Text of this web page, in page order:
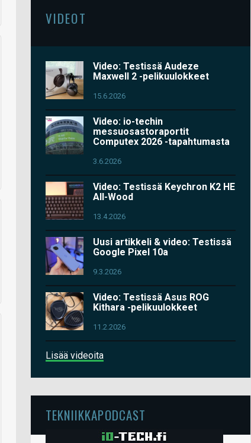
VIDEOT
Video: Testissä Audeze
Maxwell 2 -pelikuulokkeet
15.6.2026
Video: io-techin
messuosastoraportit
Computex 2026 -tapahtumasta
3.6.2026
Video: Testissä Keychron K2 HE
All-Wood
13.4.2026
Uusi artikkeli & video: Testissä
Google Pixel 10a
9.3.2026
Video: Testissä Asus ROG
Kithara -pelikuulokkeet
11.2.2026
Lisää videoita
TEKNIIKKAPODCAST